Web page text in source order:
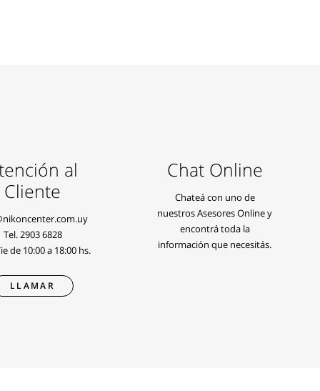
al
Cliente
Tel. 2903 6828
de 10:00 a 18:00 hs.
LLAMAR
Chat Online
Chateá con uno de
nuestros Asesores Online y
encontrá toda la
información que necesitás.